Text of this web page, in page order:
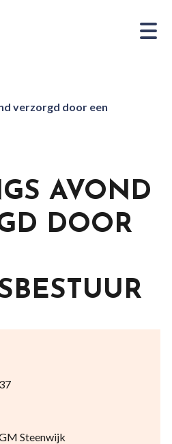
verzorgd door een
Steenwijk
AVOND
DOOR